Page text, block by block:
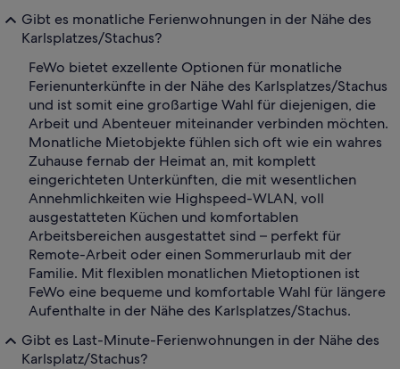
Gibt es monatliche Ferienwohnungen in der Nähe des
Karlsplatzes/Stachus?
FeWo bietet exzellente Optionen für monatliche
Ferienunterkünfte in der Nähe des Karlsplatzes/Stachus
und ist somit eine großartige Wahl für diejenigen, die
Arbeit und Abenteuer miteinander verbinden möchten.
Monatliche Mietobjekte fühlen sich oft wie ein wahres
Zuhause fernab der Heimat an, mit komplett
eingerichteten Unterkünften, die mit wesentlichen
Annehmlichkeiten wie Highspeed-WLAN, voll
ausgestatteten Küchen und komfortablen
Arbeitsbereichen ausgestattet sind – perfekt für
Remote-Arbeit oder einen Sommerurlaub mit der
Familie. Mit flexiblen monatlichen Mietoptionen ist
FeWo eine bequeme und komfortable Wahl für längere
Aufenthalte in der Nähe des Karlsplatzes/Stachus.
Gibt es Last-Minute-Ferienwohnungen in der Nähe des
Karlsplatz/Stachus?